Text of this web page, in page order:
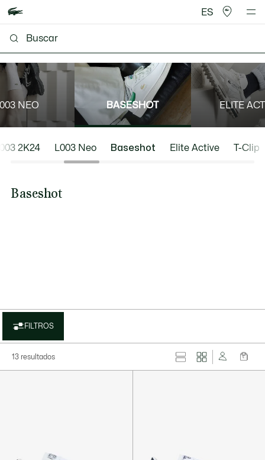
ES
NEO BASESHOT ELITE
2K24 L003 Neo Baseshot Elite Active T-Clip
Baseshot
FILTROS
13 resultados